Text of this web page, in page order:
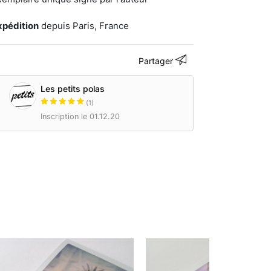
depuis Paris, France
Partager
Les petits polas
(1)
Inscription le 01.12.20